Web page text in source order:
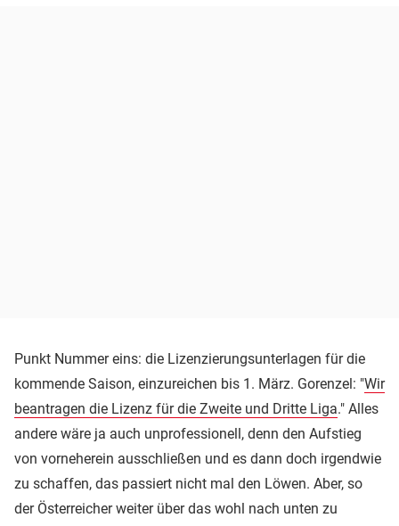
Punkt Nummer eins: die Lizenzierungsunterlagen für die
kommende Saison, einzureichen bis 1. März. Gorenzel: "Wir
beantragen die Lizenz für die Zweite und Dritte Liga." Alles
andere wäre ja auch unprofessionell, denn den Aufstieg
von vorneherein ausschließen und es dann doch irgendwie
zu schaffen, das passiert nicht mal den Löwen. Aber, so
der Österreicher weiter über das wohl nach unten zu